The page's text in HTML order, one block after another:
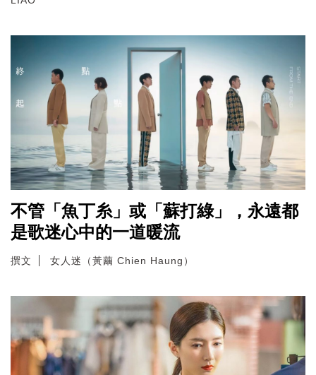
不管「魚丁糸」或「蘇打綠」，永遠都
是歌迷心中的一道暖流
撰文 女人迷（黃繭 Chien Haung）